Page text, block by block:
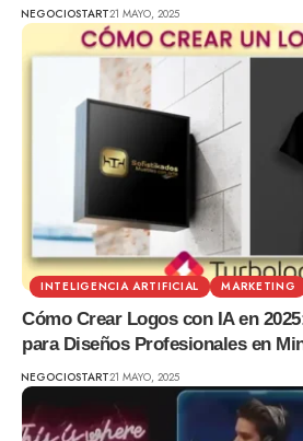
NEGOCIOSTART21 MAYO, 2025
INTELIGENCIA ARTIFICIAL MARKETING
Cómo Crear Logos con IA en
para Diseños Profesionales en
NEGOCIOSTART21 MAYO, 2025